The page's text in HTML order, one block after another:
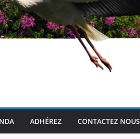
ADHÉREZ CONTACTEZ NOUS